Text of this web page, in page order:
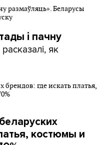
і пачну
як
костюмы и